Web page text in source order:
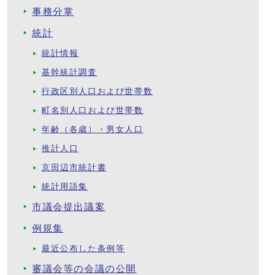
事務分掌
統計
統計情報
基幹統計調査
行政区別人口および世帯数
町名別人口および世帯数
年齢（各歳）・男女人口
推計人口
京田辺市統計書
統計用語集
市議会提出議案
例規集
最近公布した条例等
審議会等の会議の公開